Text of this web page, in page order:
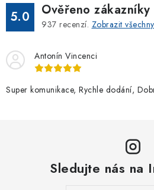
5.0 Ověřeno zákazníky
937 recenzí. Zobrazit
Antonín Vincenci
Super komunikace, Rychle dodání,
Sledujte nás na